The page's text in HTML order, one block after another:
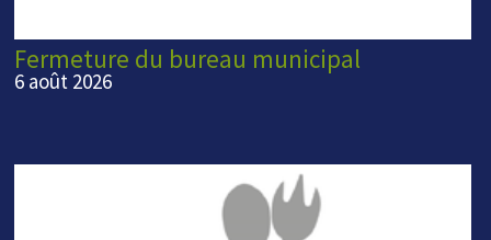
Fermeture du bureau municipal
6 août 2026